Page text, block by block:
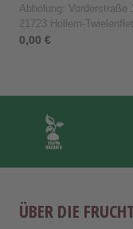
Abholung: Vorderstraße
21723 Hollern-
0,00 €
ÜBER DIE